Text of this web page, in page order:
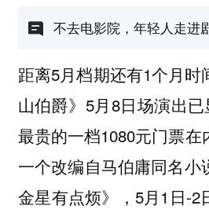
不去电影院，年轻人走进
距离5月档期还有1个月时
山伯爵》5月8日场演出已
最贵的一档1080元门票在
一个改编自马伯庸同名小
金星有点烦》，5月1日-2